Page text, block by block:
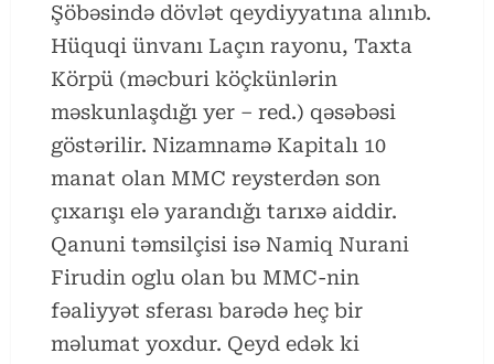
Şöbəsində dövlət qeydiyyatına alınıb.
Hüquqi ünvanı Laçın rayonu, Taxta
Körpü (məcburi köçkünlərin
məskunlaşdığı yer – red.) qəsəbəsi
göstərilir. Nizamnamə Kapitalı 10
manat olan MMC reysterdən son
çıxarışı elə yarandığı tarıxə aiddir.
Qanuni təmsilçisi isə Namiq Nurani
Firudin oglu olan bu MMC-nin
fəaliyyət sferası barədə heç bir
məlumat yoxdur. Qeyd edək ki